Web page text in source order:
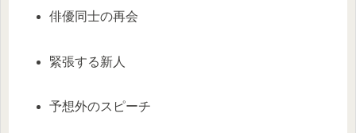
俳優同士の再会
緊張する新人
予想外のスピーチ